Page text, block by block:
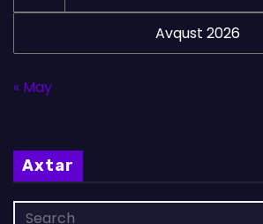
Avqust 2026
« May
Axtar